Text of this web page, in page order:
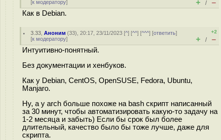
[к модератору] + / –
Как в Debian.
3.33 ,Аноним (33), 20:17, 23/11/2023 [^] [^^] [^^^] [ответить]
[к модератору]
+2
+ / –
Интуитивно-понятный.
Без документации и хенбуков.
Как у Debian, CentOS, OpenSUSE, Fedora, Ubuntu,
Manjaro.
Ну, а у arch больше похоже на bash скрипт написанный
за 30 минут, чтобы автоматизировать какую-то задачу на
1-2 месяца и забыть) Если бы срок был более
длительный, качество было бы тоже лучше, даже для
скрипта.